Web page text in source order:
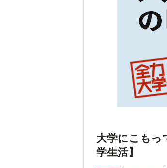
大学にこもっ
学生活】